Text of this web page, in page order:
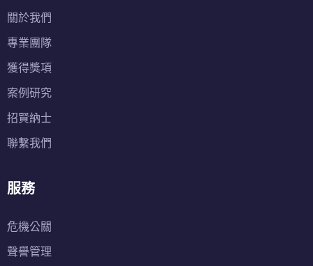
關於我們
專業團隊
獲得獎項
案例研究
招賢納士
聯繫我們
服務
危機公關
聲譽管理